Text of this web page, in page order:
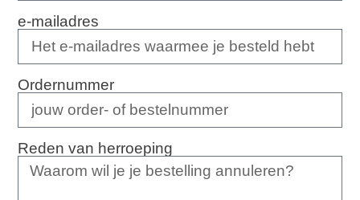
e-mailadres
Ordernummer
Reden van herroeping